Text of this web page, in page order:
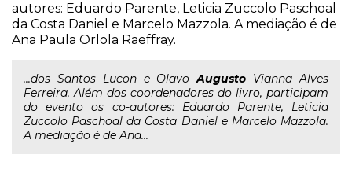
autores: Eduardo Parente, Leticia Zuccolo Paschoal
da Costa Daniel e Marcelo Mazzola. A mediação é de
Ana Paula Orlola Raeffray.
...dos Santos Lucon e OlavoAugusto Vianna Alves
Ferreira. Além dos coordenadores do livro, participam
do evento os co-autores: Eduardo Parente, Leticia
Zuccolo Paschoal da Costa Daniel e Marcelo Mazzola.
A mediação é de Ana...